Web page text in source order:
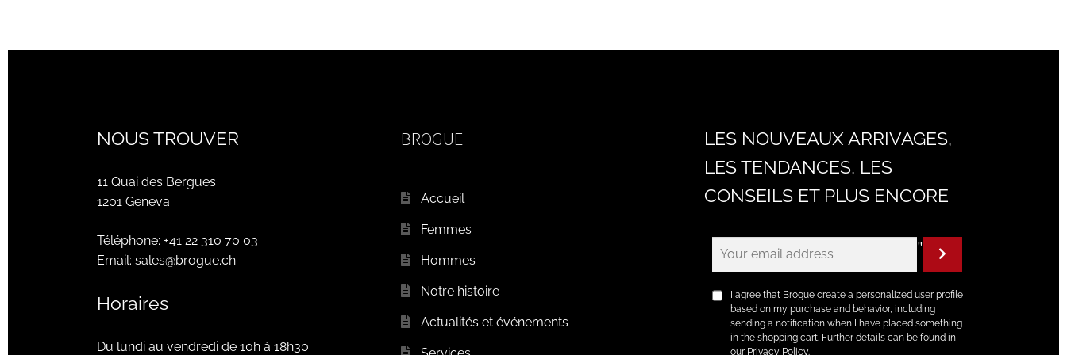
NOUS TROUVER
11 Quai des Bergues
1201 Geneva
Téléphone: +41 22 310 70 03
Email: sales@brogue.ch
Horaires
Du lundi au vendredi de 10h à 18h30
BROGUE
Accueil
Femmes
Hommes
Notre histoire
Actualités et événements
LES NOUVEAUX ARRIVAGES,
LES TENDANCES, LES
CONSEILS ET PLUS ENCORE
"
I agree that Brogue create a personalized user profile
based on my purchase and behavior, including
sending a notification when I have placed something
in the shopping cart. Further details can be found in
our Privacy Policy.